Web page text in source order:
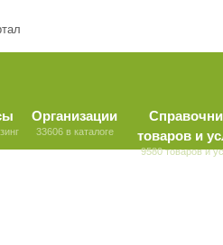
Организации
33606 в каталоге
товаров и
9580 товаров и